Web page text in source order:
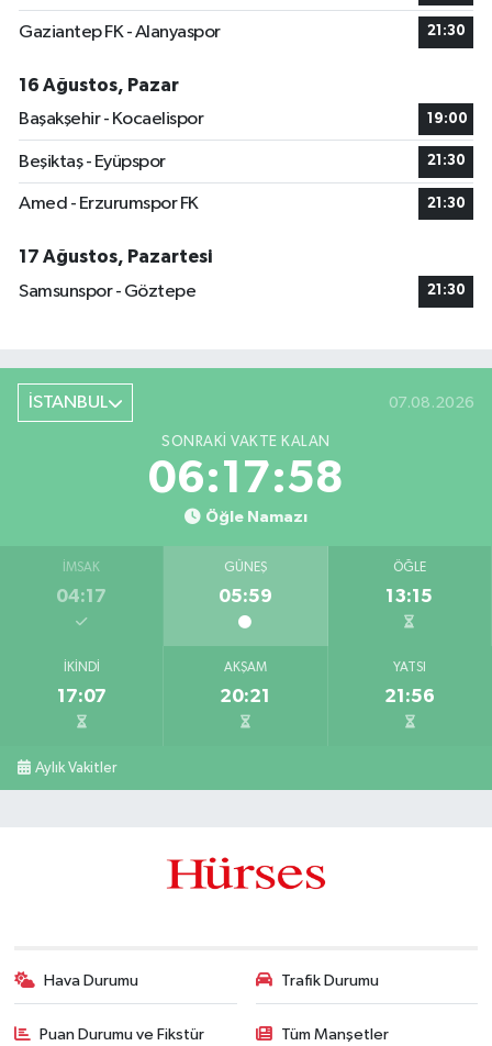
Gaziantep FK - Alanyaspor 21:30
16 Ağustos, Pazar
Başakşehir - Kocaelispor
19:00
Beşiktaş - Eyüpspor 21:30
Amed - Erzurumspor FK 21:30
17 Ağustos, Pazartesi
Samsunspor - Göztepe
21:30
İSTANBUL 07.08.2026
SONRAKI VAKTE KALAN
06:17:57
Öğle Namazı
İMSAK
04:17
GÜNEŞ
05:59
ÖĞLE
13:15
İKINDI
17:07
AKŞAM
20:21
YATSI
21:56
Aylık Vakitler
Hava Durumu Trafik Durumu
Puan Durumu ve Fikstür Tüm Manşetler